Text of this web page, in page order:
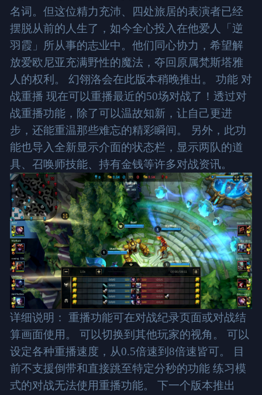
名词。但这位精力充沛、四处旅居的表演者已经
摆脱从前的人生了，如今全心投入在他爱人「逆
羽霞」所从事的志业中。他们同心协力，希望解
放爱欧尼亚充满野性的魔法，夺回原属梵斯塔雅
人的权利。 幻翎洛会在此版本稍晚推出。 功能 对
战重播 现在可以重播最近的50场对战了！透过对
战重播功能，除了可以温故知新，让自己更进
步，还能重温那些难忘的精彩瞬间。 另外，此功
能也导入全新显示介面的状态栏，显示两队的道
具、召唤师技能、持有金钱等许多对战资讯。
详细说明： 重播功能可在对战纪录页面或对战结
算画面使用。 可以切换到其他玩家的视角。 可以
设定各种重播速度，从0.5倍速到8倍速皆可。 目
前不支援倒带和直接跳至特定分秒的功能 练习模
式的对战无法使用重播功能。 下一个版本推出